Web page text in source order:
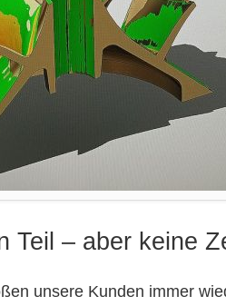
Teil – aber keine
unsere Kunden immer